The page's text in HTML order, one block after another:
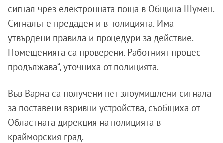
сигнал чрез електронната поща в Община Шумен.
Сигналът е предаден и в полицията. Има
утвърдени правила и процедури за действие.
Помещенията са проверени. Работният процес
продължава“, уточниха от полицията.
Във Варна са получени пет злоумишлени сигнала
за поставени взривни устройства, съобщиха от
Областната дирекция на полицията в
крайморския град.